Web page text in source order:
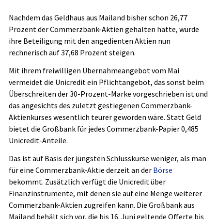
Nachdem das Geldhaus aus Mailand bisher schon 26,77
Prozent der Commerzbank-Aktien gehalten hatte, würde
ihre Beteiligung mit den angedienten Aktien nun
rechnerisch auf 37,68 Prozent steigen.
Mit ihrem freiwilligen Übernahmeangebot vom Mai
vermeidet die Unicredit ein Pflichtangebot, das sonst beim
Überschreiten der 30-Prozent-Marke vorgeschrieben ist und
das angesichts des zuletzt gestiegenen Commerzbank-
Aktienkurses wesentlich teurer geworden wäre. Statt Geld
bietet die Großbank für jedes Commerzbank-Papier 0,485
Unicredit-Anteile.
Das ist auf Basis der jüngsten Schlusskurse weniger, als man
für eine Commerzbank-Aktie derzeit an der Börse
bekommt. Zusätzlich verfügt die Unicredit über
Finanzinstrumente, mit denen sie auf eine Menge weiterer
Commerzbank-Aktien zugreifen kann. Die Großbank aus
Mailand behält sich vor, die bis 16. Juni geltende Offerte bis